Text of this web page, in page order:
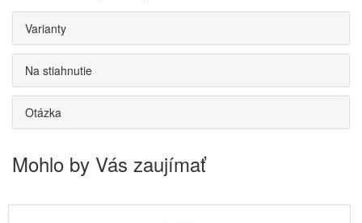
Varianty
Na stiahnutie
Otázka
Mohlo by Vás zaujímať